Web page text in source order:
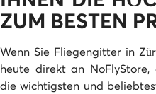
ZUM BESTEN
Wenn Sie Fliegengitter in
heute direkt an
die wichtigsten und